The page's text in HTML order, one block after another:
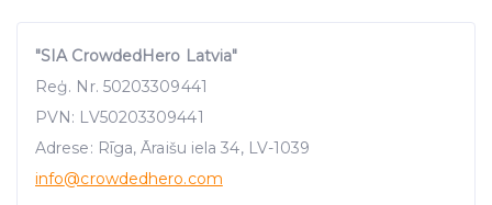
"SIA CrowdedHero Latvia"
Reģ. Nr. 50203309441
PVN: LV50203309441
Adrese: Rīga, Āraišu iela 34, LV-1039
info@crowdedhero.com